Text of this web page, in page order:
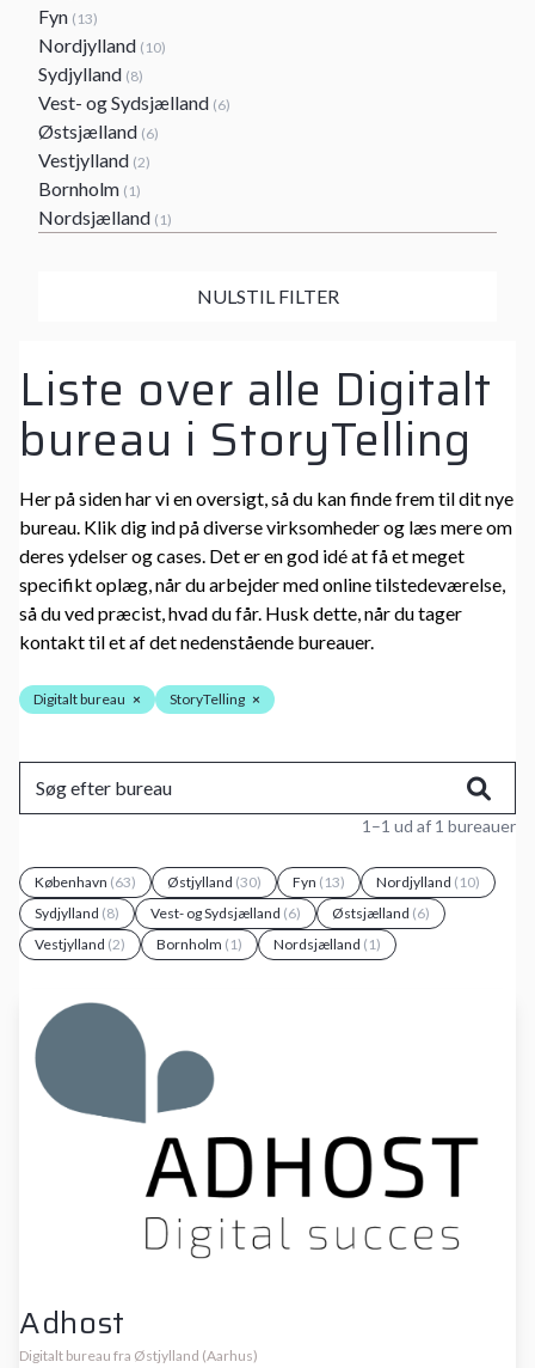
Fyn (13)
Nordjylland (10)
Sydjylland (8)
Vest- og Sydsjælland (6)
Østsjælland (6)
Vestjylland (2)
Bornholm (1)
Nordsjælland (1)
NULSTIL FILTER
Liste over alle Digitalt
bureau i StoryTelling
Her på siden har vi en oversigt, så du kan finde frem til dit nye
bureau. Klik dig ind på diverse virksomheder og læs mere om
deres ydelser og cases. Det er en god idé at få et meget
specifikt oplæg, når du arbejder med online tilstedeværelse,
så du ved præcist, hvad du får. Husk dette, når du tager
kontakt til et af det nedenstående bureauer.
Digitalt bureau × StoryTelling ×
1–1 ud af 1 bureauer
København (63) Østjylland (30) Fyn (13) Nordjylland (10)
Sydjylland (8) Vest- og Sydsjælland (6) Østsjælland (6)
Vestjylland (2) Bornholm (1) Nordsjælland (1)
Adhost
Digitalt bureau fra Østjylland (Aarhus)